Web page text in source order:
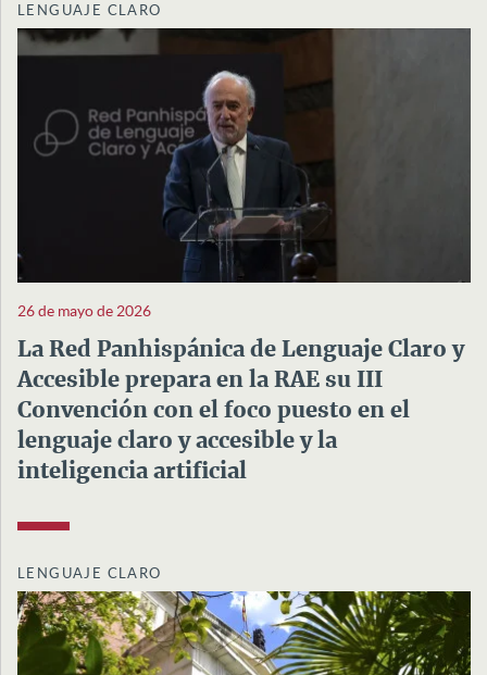
LENGUAJE CLARO
26 de mayo de 2026
La Red Panhispánica de Lenguaje Claro y
Accesible prepara en la RAE su III
Convención con el foco puesto en el
lenguaje claro y accesible y la
inteligencia artificial
LENGUAJE CLARO